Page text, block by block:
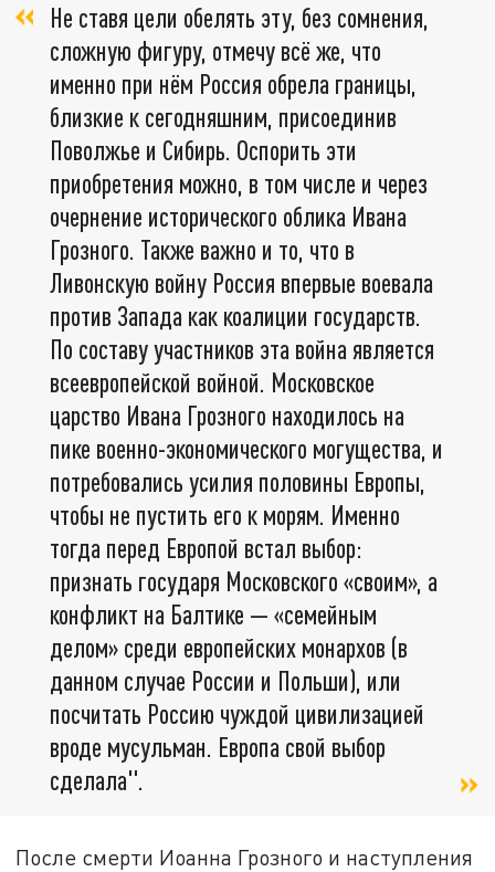
Не ставя цели обелять эту, без сомнения,
сложную фигуру, отмечу всё же, что
именно при нём Россия обрела границы,
близкие к сегодняшним, присоединив
Поволжье и Сибирь. Оспорить эти
приобретения можно, в том числе и через
очернение исторического облика Ивана
Грозного. Также важно и то, что в
Ливонскую войну Россия впервые воевала
против Запада как коалиции государств.
По составу участников эта война является
всеевропейской войной. Московское
царство Ивана Грозного находилось на
пике военно-экономического могущества, и
потребовались усилия половины Европы,
чтобы не пустить его к морям. Именно
тогда перед Европой встал выбор:
признать государя Московского «своим», а
конфликт на Балтике — «семейным
делом» среди европейских монархов (в
данном случае России и Польши), или
посчитать Россию чуждой цивилизацией
вроде мусульман. Европа свой выбор
сделала".
После смерти Иоанна Грозного и наступления